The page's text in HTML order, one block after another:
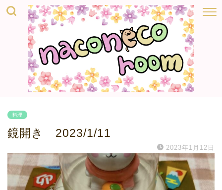
料理
鏡開き 2023/1/11
2023年1月12日